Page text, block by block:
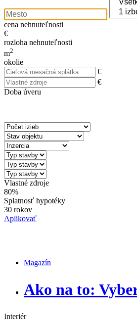
cena nehnuteľnosti
€
rozloha nehnuteľnosti
m2
okolie
€
€
Doba úveru
Vlastné zdroje
80%
Splatnosť hypotéky
30 rokov
Aplikovať
Magazín
Ako na to:
Interiér